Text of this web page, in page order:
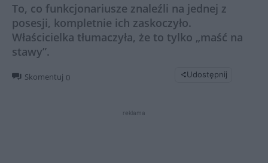
To, co funkcjonariusze znaleźli na jednej z
posesji, kompletnie ich zaskoczyło.
Właścicielka tłumaczyła, że to tylko „maść na
stawy”.
Skomentuj 0 Udostępnij
reklama